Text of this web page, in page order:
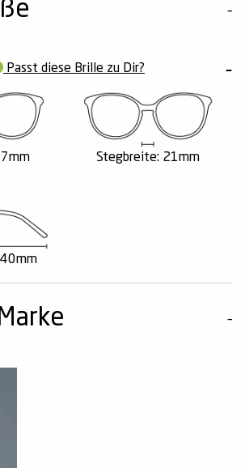
Passt diese Brille zu Dir?
Stegbreite: 21mm